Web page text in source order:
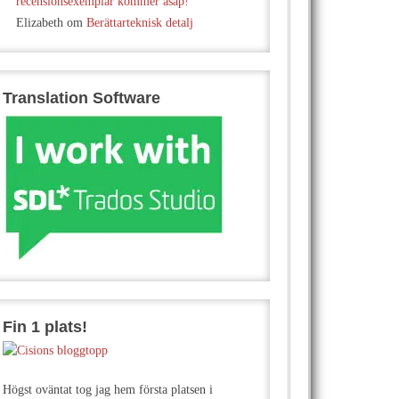
Elizabeth om Berättarteknisk detalj
Translation Software
Fin 1 plats!
Högst oväntat tog jag hem första platsen i